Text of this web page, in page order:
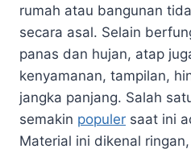
rumah atau bangunan
secara asal. Selain
panas dan hujan, atap
kenyamanan, tampilan,
jangka panjang. Salah
semakin populer saat ini
Material ini dikenal